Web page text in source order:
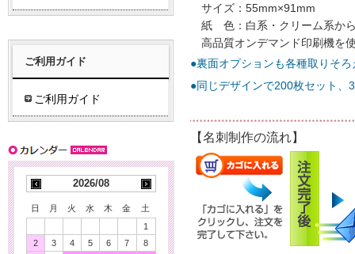
サイズ：55mm×91mm
紙 色：白系・クリーム系か
高品質オンデマンド印刷機を
●裏面オプションも各種取りそ
●同じデザインで200枚セット、
【名刺制作の流れ】
ご利用ガイド
ご利用ガイド
2026/08
日 月 火 水 木 金
土
1
2
3 4 5 6 7
8